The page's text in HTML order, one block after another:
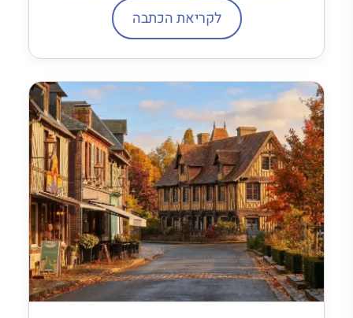
לקריאת הכתבה